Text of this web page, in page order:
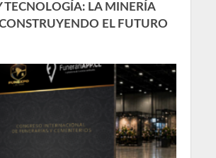
TECNOLOGÍA: LA MINERÍA
EL FUTURO